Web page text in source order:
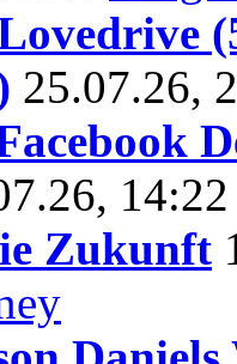
25.07.26,
Zukunft